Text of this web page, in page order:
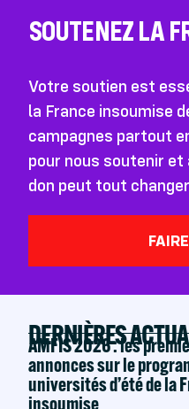
SOUTENEZ LA
Votre soutien est
la France insoumise
campagnes partout
pour nous soutenir
don peut tout
DERNIÈRES
AMFIS 2026 : les
annonces sur le
universités d’été de la
insoumise